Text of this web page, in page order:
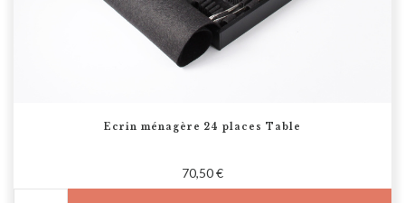
Ecrin ménagère 24 places Table
70,50 €